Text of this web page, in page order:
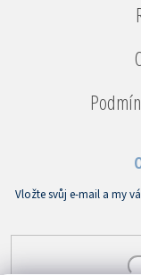
Vložte svůj e-mail a my